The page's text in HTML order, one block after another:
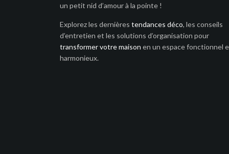
un petit nid d’amour à la pointe !
Explorez les dernières tendances déco, les conseils
d’entretien et les solutions d’organisation pour
transformer votre maison en un espace fonctionnel
harmonieux.